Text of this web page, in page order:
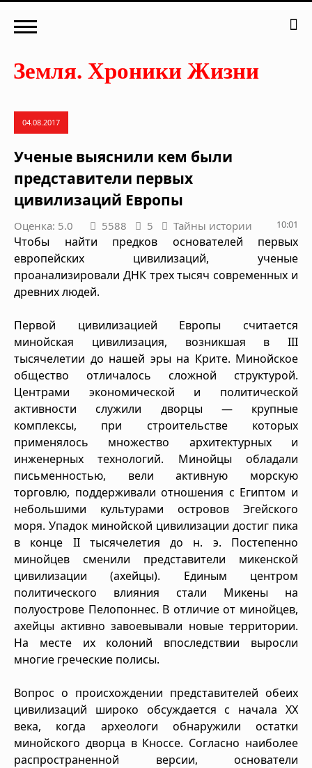
04.08.2017
Ученые выяснили кем были
представители первых
цивилизаций Европы
Оценка: 5.0 5588 5 Тайны истории 10:01
Чтобы найти предков основателей первых
европейских цивилизаций, ученые
проанализировали ДНК трех тысяч современных и
древних людей.
Первой цивилизацией Европы считается
минойская цивилизация, возникшая в III
тысячелетии до нашей эры на Крите. Минойское
общество отличалось сложной структурой.
Центрами экономической и политической
активности служили дворцы — крупные
комплексы, при строительстве которых
применялось множество архитектурных и
инженерных технологий. Минойцы обладали
письменностью, вели активную морскую
торговлю, поддерживали отношения с Египтом и
небольшими культурами островов Эгейского
моря. Упадок минойской цивилизации достиг пика
в конце II тысячелетия до н. э. Постепенно
минойцев сменили представители микенской
цивилизации (ахейцы). Единым центром
политического влияния стали Микены на
полуострове Пелопоннес. В отличие от минойцев,
ахейцы активно завоевывали новые территории.
На месте их колоний впоследствии выросли
многие греческие полисы.
Вопрос о происхождении представителей обеих
цивилизаций широко обсуждается с начала XX
века, когда археологи обнаружили остатки
минойского дворца в Кноссе. Согласно наиболее
распространенной версии, основатели